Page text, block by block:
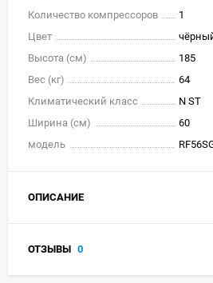
Количество компрессоров
1
Цвет
Высота (см)
185
Вес (кг)
64
Климатический класс
N ST
Ширина (см)
60
модель
ОПИСАНИЕ
ОТЗЫВЫ 0